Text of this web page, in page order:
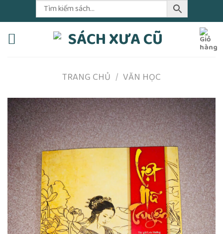
to
content
TRANG CHỦ / VĂN HỌC